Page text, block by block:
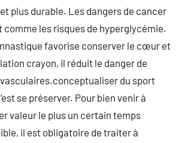
plus durable. Les dangers de cancer
les risques de hyperglycémie.
favorise conserver le cœur et
crayon, il réduit le danger de
du sport
se préserver. Pour bien venir à
valeur le plus un certain temps
il est obligatoire de traiter à